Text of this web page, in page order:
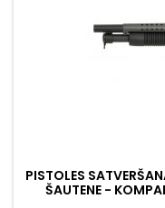
PISTOLES
ŠAUTENE -